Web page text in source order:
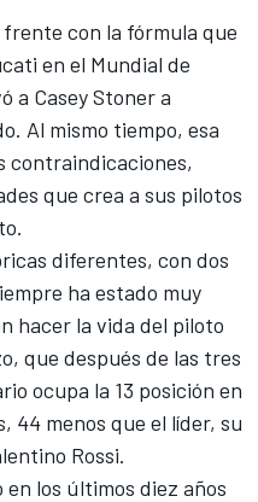
frente con la fórmula que
en el Mundial de
a Casey Stoner a
Al mismo tiempo, esa
contraindicaciones,
que crea a sus pilotos
diferentes, con dos
ha estado muy
hacer la vida del piloto
que después de las tres
ocupa la 13 posición en
44 menos que el líder, su
Rossi.
los últimos diez años